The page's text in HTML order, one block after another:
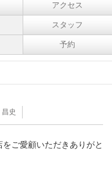
アクセス
スタッフ
予約
史
ご愛顧いただきありがと